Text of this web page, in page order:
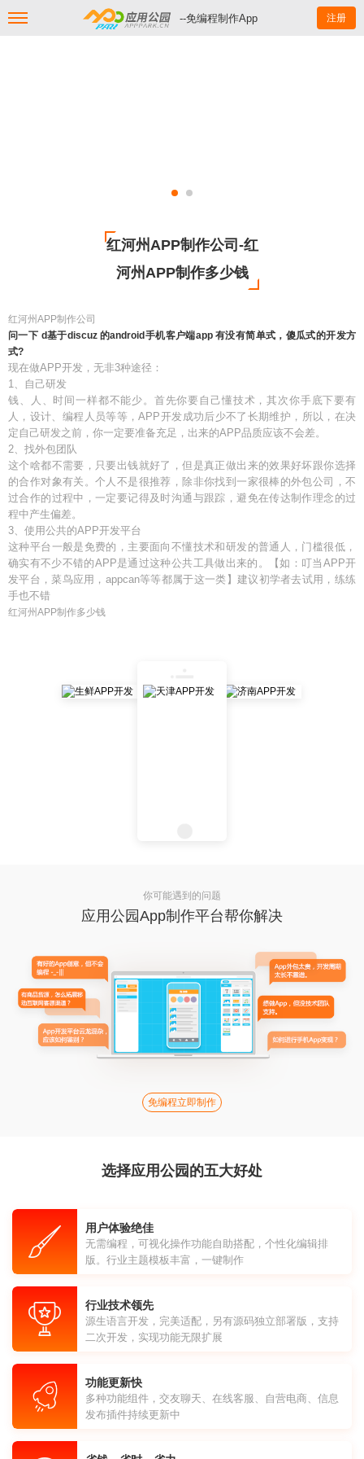
--免编程制作App 注册
红河州APP制作公司-红
河州APP制作多少钱
红河州APP制作公司
问一下 d基于discuz 的android手机客户端app 有没有简单式，傻瓜式的开发方
式?
现在做APP开发，无非3种途径：
1、自己研发
钱、人、时间一样都不能少。首先你要自己懂技术，其次你手底下要有
人，设计、编程人员等等，APP开发成功后少不了长期维护，所以，在决
定自己研发之前，你一定要准备充足，出来的APP品质应该不会差。
2、找外包团队
这个啥都不需要，只要出钱就好了，但是真正做出来的效果好坏跟你选择
的合作对象有关。个人不是很推荐，除非你找到一家很棒的外包公司，不
过合作的过程中，一定要记得及时沟通与跟踪，避免在传达制作理念的过
程中产生偏差。
3、使用公共的APP开发平台
这种平台一般是免费的，主要面向不懂技术和研发的普通人，门槛很低，
确实有不少不错的APP是通过这种公共工具做出来的。【如：叮当APP开
发平台，菜鸟应用，appcan等等都属于这一类】建议初学者去试用，练练
手也不错
红河州APP制作多少钱
你可能遇到的问题
应用公园App制作平台帮你解决
免编程立即制作
选择应用公园的五大好处
用户体验绝佳
无需编程，可视化操作功能自助搭配，个性化编辑排
版。行业主题模板丰富，一键制作
行业技术领先
源生语言开发，完美适配，另有源码独立部署版，支持
二次开发，实现功能无限扩展
功能更新快
多种功能组件，交友聊天、在线客服、自营电商、信息
发布插件持续更新中